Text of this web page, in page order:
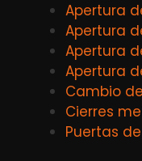
Apertura
Apertura
Apertura
Apertura
Cambio
Cierres
Puertas